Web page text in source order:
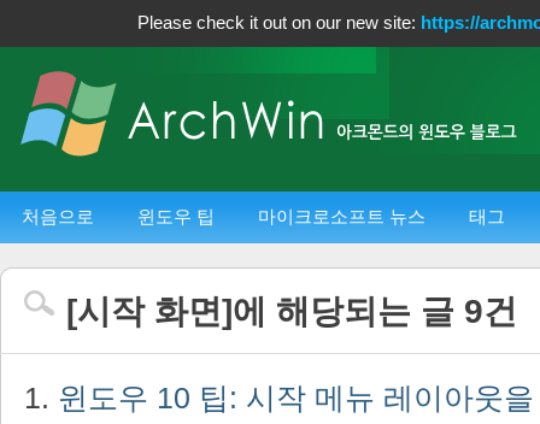
Please check it out on our new site: https://
처음으로 윈도우 팁 마이크로소프트 뉴스 태그
[시작 화면]에 해당되는 글 9건
윈도우 10 팁: 시작 메뉴 레이아웃